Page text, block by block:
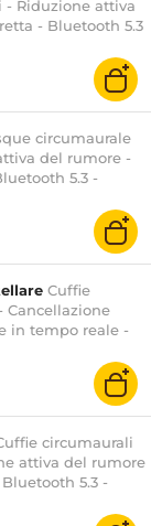
- Riduzione attiva
- Bluetooth 5.3
- Autonomia
circumaurale
del rumore -
5.3 -
- Autonomia 20h
Cuffie
Cancellazione
in tempo reale -
Crown +
circumaurali
attiva del rumore
5.3 -
- Autonomia